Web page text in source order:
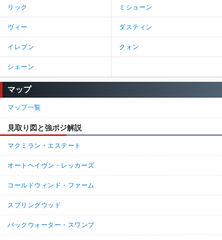
リック ミショーン
ヴィー ダスティン
イレブン クォン
シェーン
マップ
マップ一覧
見取り図と強ポジ解説
マクミラン・エステート
オートヘイヴン・レッカーズ
コールドウィンド・ファーム
スプリングウッド
バックウォーター・スワンプ